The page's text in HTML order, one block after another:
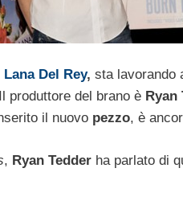
Lana Del Rey, sta lavorando
Il produttore del brano è Ryan
il nuovo pezzo, è
, Ryan Tedder ha parlato di